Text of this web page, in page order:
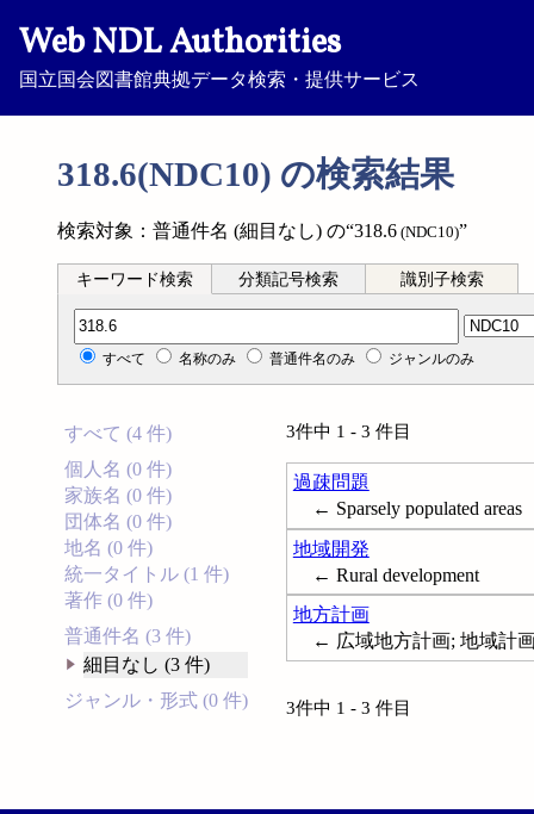
Web NDL Authorities
国立国会図書館典拠データ検索・提供サービス
318.6(NDC10) の検索結果
検索対象：普通件名 (細目なし) の“318.6 (NDC10)”
キーワード検索 分類記号検索 識別子検索
分類記号検索
すべて 名称のみ 普通件名のみ ジャンルのみ
すべて (4 件)
個人名 (0 件)
家族名 (0 件)
団体名 (0 件)
地名 (0 件)
統一タイトル (1 件)
著作 (0 件)
普通件名 (3 件)
細目なし (3 件)
ジャンル・形式 (0 件)
3件中 1 - 3 件目
過疎問題
← Sparsely populated areas
地域開発
← Rural development
地方計画
← 広域地方計画; 地域計画
3件中 1 - 3 件目